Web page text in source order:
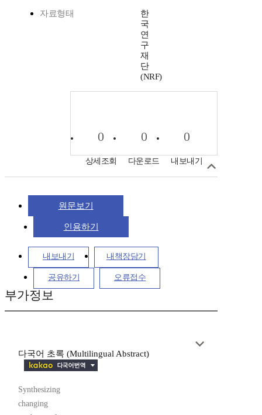
자료형태
한
국
연
구
재
단
(NRF)
0
상세조회
0
다운로드
0
내보내기
원문보기
인용하기
내보내기 내책장담기
공유하기 오류접수
부가정보
다국어 초록 (Multilingual Abstract)
Synthesizing
changing